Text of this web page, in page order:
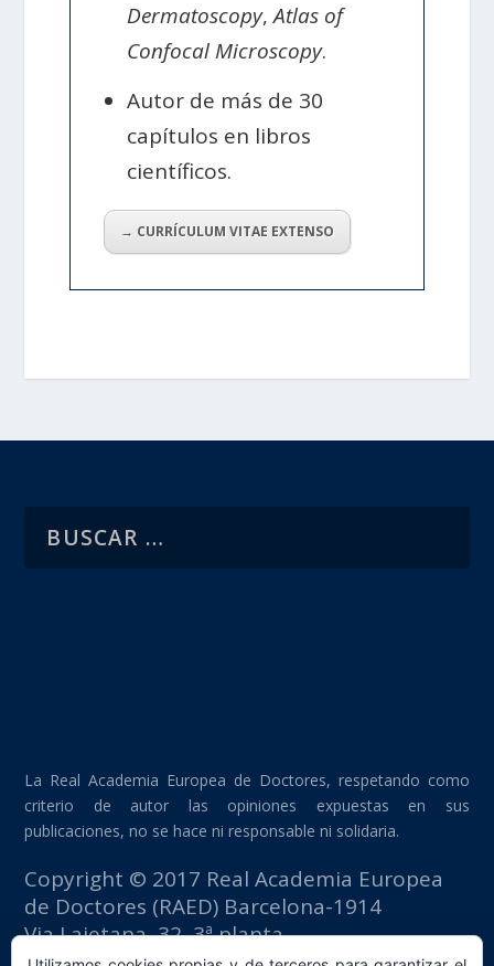
Dermatoscopy,Atlas of
Confocal Microscopy.
Autor de más de 30
capítulos en libros
científicos.
→ CURRÍCULUM VITAE EXTENSO
La Real Academia Europea de Doctores, respetando como
criterio de autor las opiniones expuestas en sus
publicaciones, no se hace ni responsable ni solidaria.
Copyright © 2017 Real Academia Europea
de Doctores (RAED) Barcelona-1914
Via Laietana, 32, 3ª planta